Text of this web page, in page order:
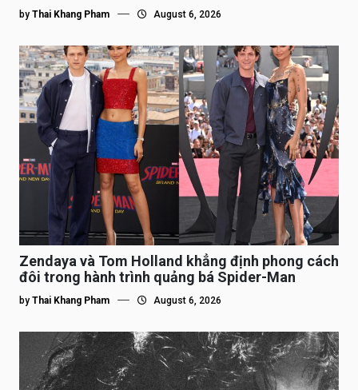
by Thai Khang Pham August 6, 2026
Zendaya và Tom Holland khẳng định phong cách
đôi trong hành trình quảng bá Spider-Man
by Thai Khang Pham August 6, 2026